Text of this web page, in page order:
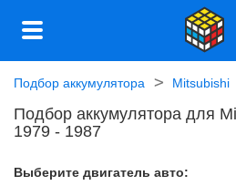
Подбор аккумулятора Mitsubishi
Подбор аккумулятора для
1979 - 1987
Выберите двигатель авто: